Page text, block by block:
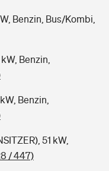
Benzin, Bus/Kombi,
Benzin,
Benzin,
51 kW,
/ 447)